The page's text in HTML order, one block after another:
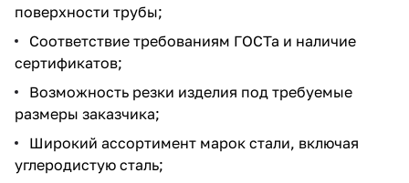
поверхности трубы;
Соответствие требованиям ГОСТа и наличие
сертификатов;
Возможность резки изделия под требуемые
размеры заказчика;
Широкий ассортимент марок стали, включая
углеродистую сталь;